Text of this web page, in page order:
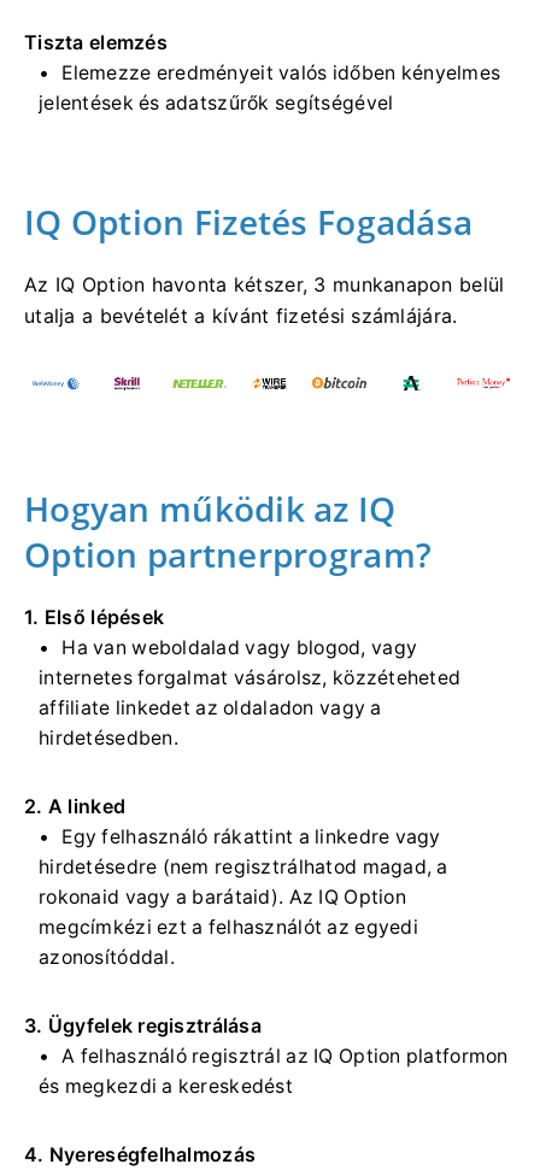
Tiszta elemzés
Elemezze eredményeit valós időben kényelmes
jelentések és adatszűrők segítségével
IQ Option Fizetés Fogadása
Az IQ Option havonta kétszer, 3 munkanapon belül
utalja a bevételét a kívánt fizetési számlájára.
Hogyan működik az IQ
Option partnerprogram?
1. Első lépések
Ha van weboldalad vagy blogod, vagy
internetes forgalmat vásárolsz, közzéteheted
affiliate linkedet az oldaladon vagy a
hirdetésedben.
2. A linked
Egy felhasználó rákattint a linkedre vagy
hirdetésedre (nem regisztrálhatod magad, a
rokonaid vagy a barátaid). Az IQ Option
megcímkézi ezt a felhasználót az egyedi
azonosítóddal.
3. Ügyfelek regisztrálása
A felhasználó regisztrál az IQ Option platformon
és megkezdi a kereskedést
4. Nyereségfelhalmozás